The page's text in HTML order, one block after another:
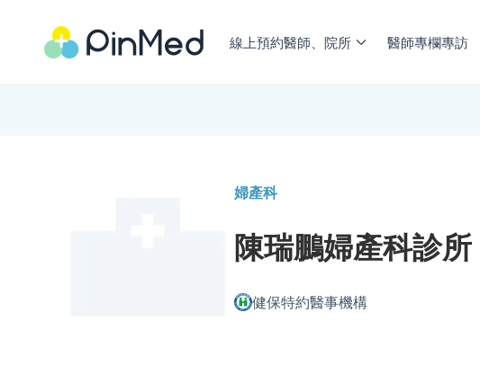
線上預約醫師、院所 醫師專欄專訪
婦產科
陳瑞鵬婦產科診所
健保特約醫事機構